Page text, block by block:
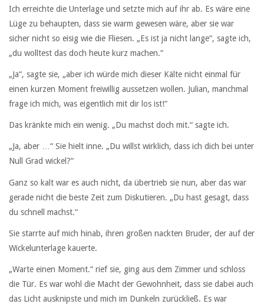
Ich erreichte die Unterlage und setzte mich auf ihr ab. Es wäre eine
Lüge zu behaupten, dass sie warm gewesen wäre, aber sie war
sicher nicht so eisig wie die Fliesen. „Es ist ja nicht lange“, sagte ich,
„du wolltest das doch heute kurz machen.“
„Ja“, sagte sie, „aber ich würde mich dieser Kälte nicht einmal für
einen kurzen Moment freiwillig aussetzen wollen. Julian, manchmal
frage ich mich, was eigentlich mit dir los ist!“
Das kränkte mich ein wenig. „Du machst doch mit.“ sagte ich.
„Ja, aber …“ Sie hielt inne. „Du willst wirklich, dass ich dich bei unter
Null Grad wickel?“
Ganz so kalt war es auch nicht, da übertrieb sie nun, aber das war
gerade nicht die beste Zeit zum Diskutieren. „Du hast gesagt, dass
du schnell machst.“
Sie starrte auf mich hinab, ihren großen nackten Bruder, der auf der
Wickelunterlage kauerte.
„Warte einen Moment.“ rief sie, ging aus dem Zimmer und schloss
die Tür. Es war wohl die Macht der Gewohnheit, dass sie dabei auch
das Licht ausknipste und mich im Dunkeln zurückließ. Es war